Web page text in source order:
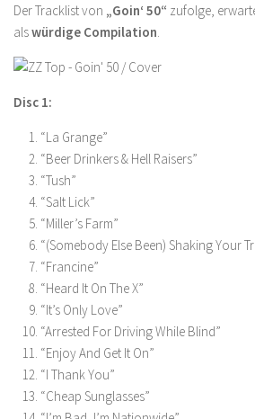
Der Tracklist von „Goin‘ 50“ zufolge,
alswürdige Compilation
Disc 1:
“La Grange”
“Beer Drinkers & Hell Raisers”
“Tush”
“Salt Lick”
“Miller’s Farm”
“(Somebody Else Been) Shaking Your
“Francine”
“Heard It On The X”
“It’s Only Love”
“Arrested For Driving While Blind”
“Enjoy And Get It On”
“I Thank You”
“Cheap Sunglasses”